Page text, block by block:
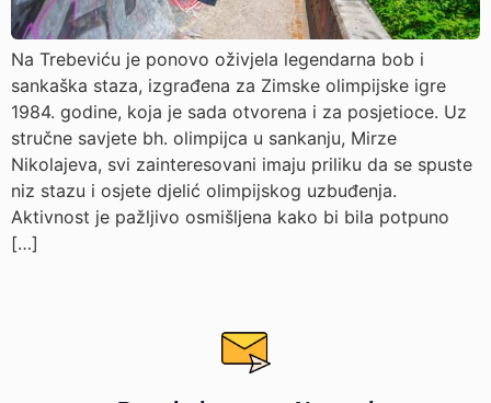
Na Trebeviću je ponovo oživjela legendarna bob i
sankaška staza, izgrađena za Zimske olimpijske igre
1984. godine, koja je sada otvorena i za posjetioce. Uz
stručne savjete bh. olimpijca u sankanju, Mirze
Nikolajeva, svi zainteresovani imaju priliku da se spuste
niz stazu i osjete djelić olimpijskog uzbuđenja.
Aktivnost je pažljivo osmišljena kako bi bila potpuno
[…]